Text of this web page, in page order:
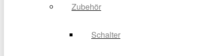
Zubehör
Schalter